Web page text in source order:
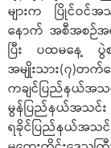
များက ပြိုင်ဝင်အ
နောက် အစီအစဉ်အ
ပြီး ပထမနေ့ ပွဲ
အမျိုးသား(၇)
ကချင်ပြည်နယ်အ
မွန်ပြည်နယ်အသင်
ရခိုင်ပြည်နယ်အသ